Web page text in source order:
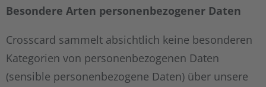
Besondere Arten personenbezogener Daten
Crosscard sammelt absichtlich keine besonderen
Kategorien von personenbezogenen Daten
(sensible personenbezogene Daten) über unsere